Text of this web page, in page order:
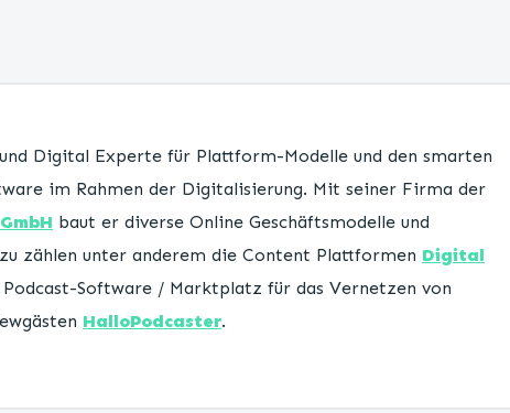
Digital Experte für Plattform-Modelle und den smarten
im Rahmen der Digitalisierung. Mit seiner Firma der
baut er diverse Online Geschäftsmodelle und
zählen unter anderem die Content Plattformen Digital
Software / Marktplatz für das Vernetzen von
HalloPodcaster.